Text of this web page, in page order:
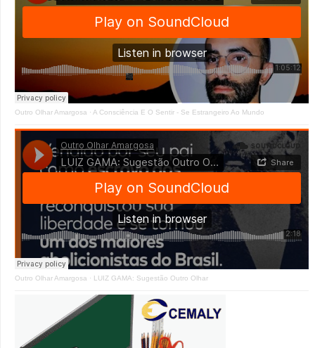
Outro Olhar Amargosa · A Consciência E O Sentir - Se Estrangeiro Ao Mundo
Outro Olhar Amargosa · LUIZ GAMA: Sugestão Outro Olhar